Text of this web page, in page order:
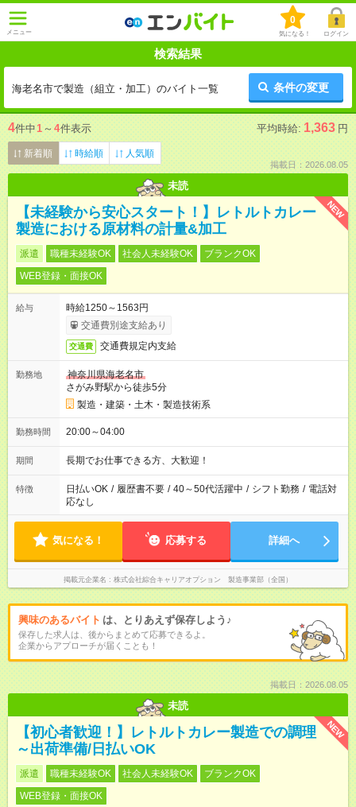
メニュー
0
気になる！ ログイン
検索結果
海老名市で製造（組立・加工）のバイト一覧 条件の変更
4件中1 ～ 4件表示 平均時給: 1,363 円
新着順 時給順 人気順
掲載日：2026.08.05
未読
NEW
【未経験から安心スタート！】レトルトカレー
製造における原材料の計量&加工
派遣 職種未経験OK 社会人未経験OK
ブランクOK
WEB登録・面接OK
給与
時給1250～1563円
交通費別途支給あり
交通費 交通費規定内支給
勤務地
神奈川県海老名市
さがみ野駅から徒歩5分
製造・建築・土木・製造技術系
勤務時間 20:00～04:00
期間 長期でお仕事できる方、大歓迎！
特徴 日払いOK / 履歴書不要 / 40～50代活躍中 / シフト勤務 / 電話対
応なし
気になる！ 応募する 詳細へ
掲載元企業名 株式会社綜合キャリアオプション 製造事業部（全国）
興味のあるバイト は、とりあえず保存しよう♪
保存した求人は、後からまとめて応募できるよ。
企業からアプローチが届くことも！
掲載日：2026.08.05
未読
NEW
【初心者歓迎！】レトルトカレー製造での調理
～出荷準備/日払いOK
派遣 職種未経験OK 社会人未経験OK
ブランクOK
WEB登録・面接OK